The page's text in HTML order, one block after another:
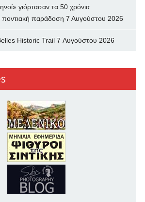
γιόρτασαν τα 50 χρόνια
παράδοση 7 Αυγούστου 2026
Historic Trail 7 Αυγούστου 2026